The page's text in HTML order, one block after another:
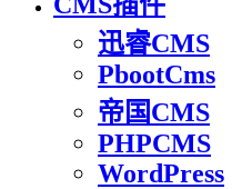
迅睿CMS
PbootCms
帝国CMS
PHPCMS
WordPress